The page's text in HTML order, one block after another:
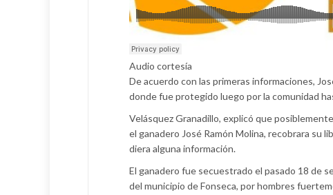
Audio cortesía
De acuerdo con las primeras informaciones,
donde fue protegido luego por la comunidad
Velásquez Granadillo, explicó que
el ganadero José Ramón Molina, recobrara su
diera alguna información.
El ganadero fue secuestrado el pasado 18 de
del municipio de Fonseca, por hombres